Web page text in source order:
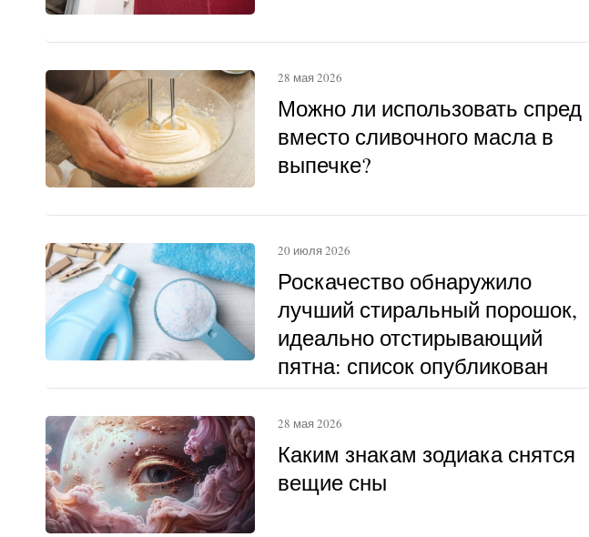
Можно ли использовать спред
вместо сливочного масла в
выпечке?
28 мая 2026
Роскачество обнаружило
лучший стиральный порошок,
идеально отстирывающий
пятна: список опубликован
20 июля 2026
Каким знакам зодиака снятся
вещие сны
28 мая 2026